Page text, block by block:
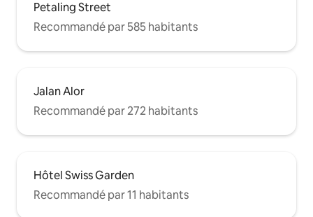
Petaling Street
Recommandé par 585 habitants
Jalan Alor
Recommandé par 272 habitants
Hôtel Swiss Garden
Recommandé par 11 habitants